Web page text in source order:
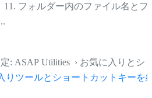
11. フォルダー内のファイル名とプ
: ASAP Utilities › お気に入りとシ
りツールとショートカットキーを